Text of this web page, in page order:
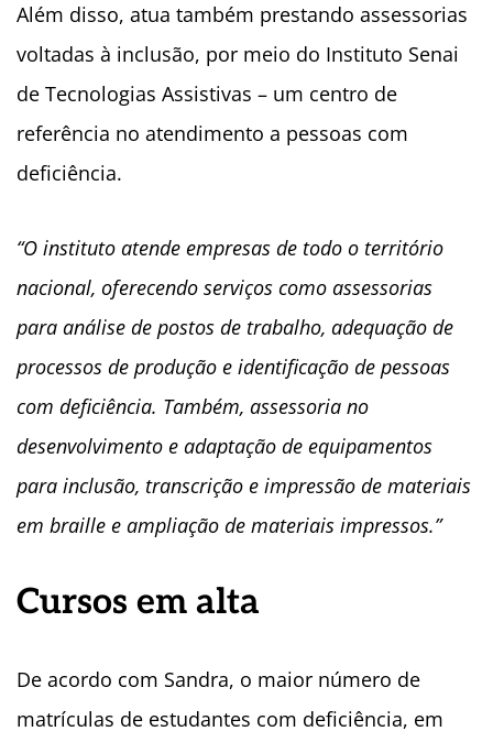
Além disso, atua também prestando assessorias
voltadas à inclusão, por meio do Instituto Senai
de Tecnologias Assistivas – um centro de
referência no atendimento a pessoas com
deficiência.
“O instituto atende empresas de todo o território
nacional, oferecendo serviços como assessorias
para análise de postos de trabalho, adequação de
processos de produção e identificação de pessoas
com deficiência. Também, assessoria no
desenvolvimento e adaptação de equipamentos
para inclusão, transcrição e impressão de materiais
em braille e ampliação de materiais impressos.”
Cursos em alta
De acordo com Sandra, o maior número de
matrículas de estudantes com deficiência, em